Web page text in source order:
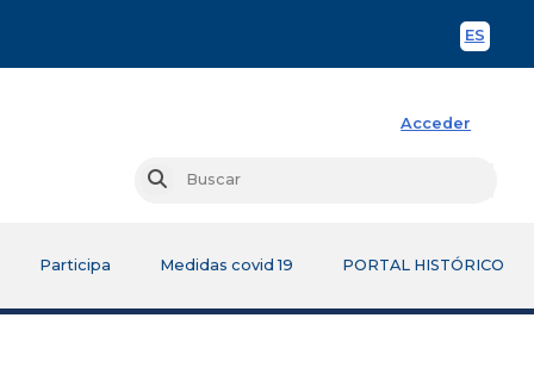
ES
Acceder
Buscar
Participa Medidas covid 19 PORTAL HISTÓRICO